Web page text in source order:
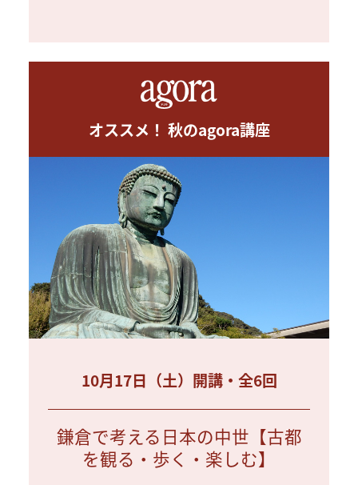
オススメ！ 秋のagora講座
10月17日（土）開講・全6回
鎌倉で考える日本の中世【古都
を観る・歩く・楽しむ】